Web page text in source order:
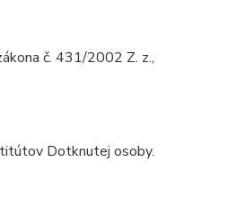
č. 431/2002 Z. z.,
Dotknutej osoby.